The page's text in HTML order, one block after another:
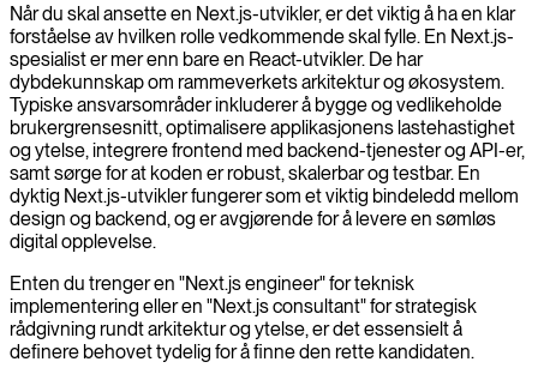
Når du skal ansette en Next.js-utvikler, er det viktig å ha en klar
forståelse av hvilken rolle vedkommende skal fylle. En Next.js-
spesialist er mer enn bare en React-utvikler. De har
dybdekunnskap om rammeverkets arkitektur og økosystem.
Typiske ansvarsområder inkluderer å bygge og vedlikeholde
brukergrensesnitt, optimalisere applikasjonens lastehastighet
og ytelse, integrere frontend med backend-tjenester og API-er,
samt sørge for at koden er robust, skalerbar og testbar. En
dyktig Next.js-utvikler fungerer som et viktig bindeledd mellom
design og backend, og er avgjørende for å levere en sømløs
digital opplevelse.
Enten du trenger en "Next.js engineer" for teknisk
implementering eller en "Next.js consultant" for strategisk
rådgivning rundt arkitektur og ytelse, er det essensielt å
definere behovet tydelig for å finne den rette kandidaten.